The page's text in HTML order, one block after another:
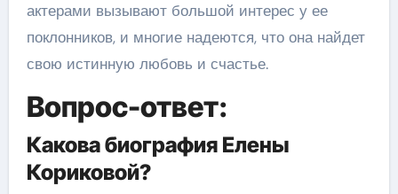
актерами вызывают большой интерес у ее
поклонников, и многие надеются, что она найдет
свою истинную любовь и счастье.
Вопрос-ответ:
Какова биография Елены
Кориковой?